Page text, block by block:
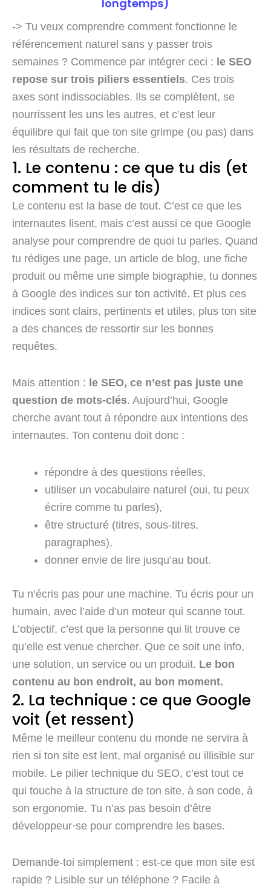
longtemps)
-> Tu veux comprendre comment fonctionne le
référencement naturel sans y passer trois
semaines ? Commence par intégrer ceci : le SEO
repose sur trois piliers essentiels. Ces trois
axes sont indissociables. Ils se complètent, se
nourrissent les uns les autres, et c’est leur
équilibre qui fait que ton site grimpe (ou pas) dans
les résultats de recherche.
1. Le contenu : ce que tu dis (et
comment tu le dis)
Le contenu est la base de tout. C’est ce que les
internautes lisent, mais c’est aussi ce que Google
analyse pour comprendre de quoi tu parles. Quand
tu rédiges une page, un article de blog, une fiche
produit ou même une simple biographie, tu donnes
à Google des indices sur ton activité. Et plus ces
indices sont clairs, pertinents et utiles, plus ton site
a des chances de ressortir sur les bonnes
requêtes.
Mais attention : le SEO, ce n’est pas juste une
question de mots-clés. Aujourd’hui, Google
cherche avant tout à répondre aux intentions des
internautes. Ton contenu doit donc :
répondre à des questions réelles,
utiliser un vocabulaire naturel (oui, tu peux
écrire comme tu parles),
être structuré (titres, sous-titres,
paragraphes),
donner envie de lire jusqu’au bout.
Tu n’écris pas pour une machine. Tu écris pour un
humain, avec l’aide d’un moteur qui scanne tout.
L’objectif, c’est que la personne qui lit trouve ce
qu’elle est venue chercher. Que ce soit une info,
une solution, un service ou un produit. Le bon
contenu au bon endroit, au bon moment.
2. La technique : ce que Google
voit (et ressent)
Même le meilleur contenu du monde ne servira à
rien si ton site est lent, mal organisé ou illisible sur
mobile. Le pilier technique du SEO, c’est tout ce
qui touche à la structure de ton site, à son code, à
son ergonomie. Tu n’as pas besoin d’être
développeur·se pour comprendre les bases.
Demande-toi simplement : est-ce que mon site est
rapide ? Lisible sur un téléphone ? Facile à